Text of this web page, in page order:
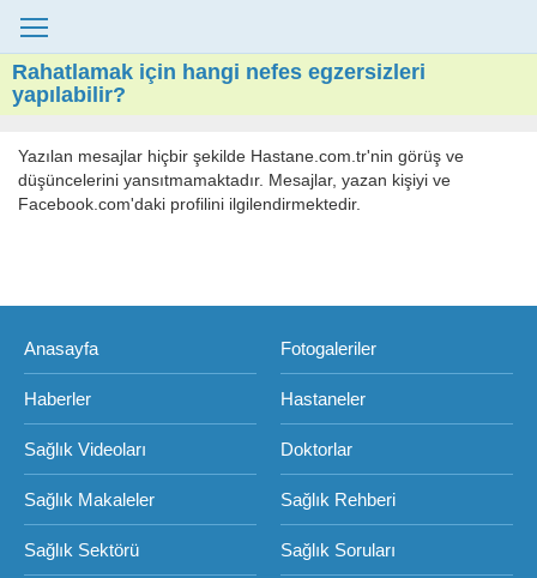
Rahatlamak için hangi nefes egzersizleri
yapılabilir?
Yazılan mesajlar hiçbir şekilde Hastane.com.tr'nin görüş ve
düşüncelerini yansıtmamaktadır. Mesajlar, yazan kişiyi ve
Facebook.com'daki profilini ilgilendirmektedir.
Anasayfa Fotogaleriler
Haberler Hastaneler
Sağlık Videoları Doktorlar
Sağlık Makaleler Sağlık Rehberi
Sağlık Sektörü Sağlık Soruları